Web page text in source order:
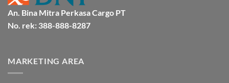
An. Bina Mitra Perkasa Cargo PT
No. rek: 388-888-8287
MARKETING AREA